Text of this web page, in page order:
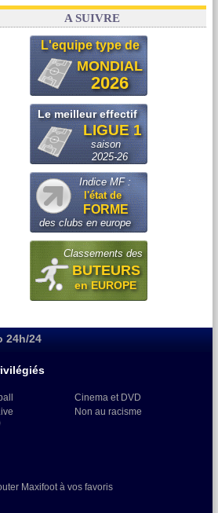
: Paixão attire un 2e club anglais
A SUIVRE
L'equipe type de
MONDIAL
2026
Le meilleur effectif
LIGUE 1
saison
2025-26
Indice MF :
l'état de
FORME
des clubs en europe
Classements des
BUTEURS
en EUROPE
24h/24
Cinema et DVD
Non au racisme
Maxifoot à vos favoris